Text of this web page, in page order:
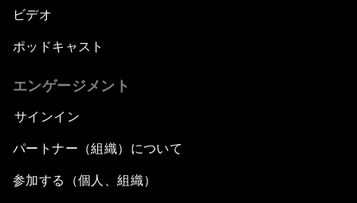
ビデオ
ポッドキャスト
エンゲージメント
サインイン
パートナー（組織）について
参加する（個人、組織）